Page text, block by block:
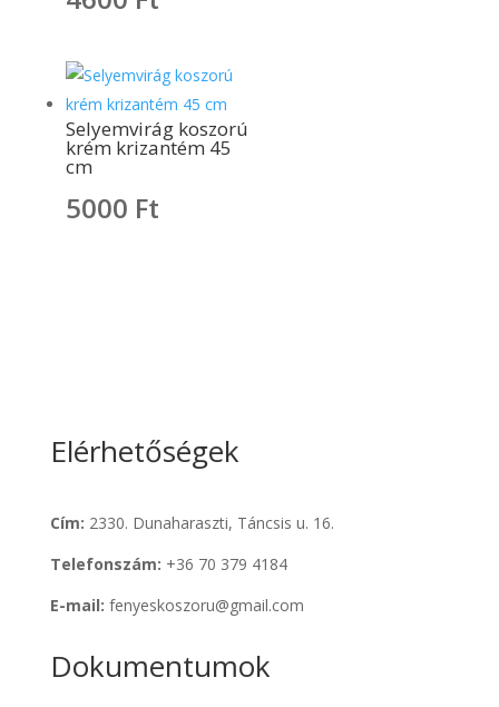
Selyemvirág koszorú
krém krizantém 45
cm
5000 Ft
Elérhetőségek
Cím: 2330. Dunaharaszti, Táncsis u. 16.
Telefonszám: +36 70 379 4184
E-mail: fenyeskoszoru@gmail.com
Dokumentumok